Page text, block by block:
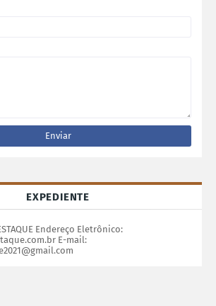
EXPEDIENTE
Endereço Eletrônico:
E-mail: